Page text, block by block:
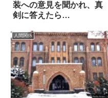
装への意見を聞かれ、真
剣に答えたら…
人間関係